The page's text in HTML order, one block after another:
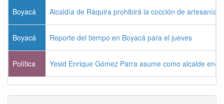
Boyacá Alcaldía de Ráquira prohibirá la cocción de
Boyacá Reporte del tiempo en Boyacá para el jueves
Política Yesid Enrique Gómez Parra asume como alcalde